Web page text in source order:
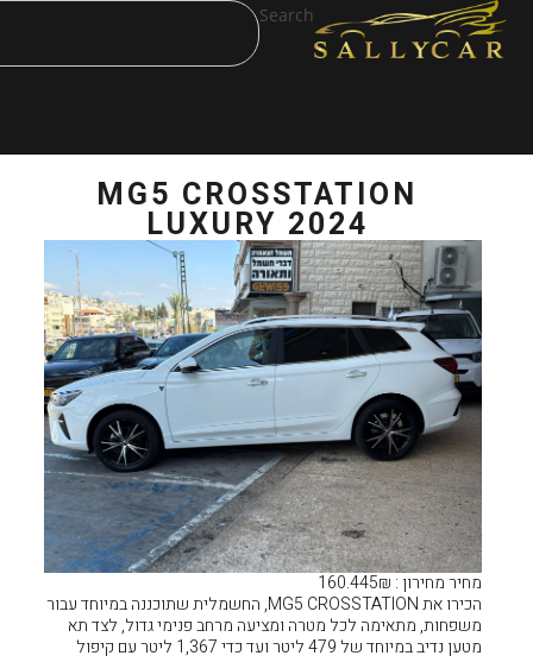
Search
MG5
LUXURY
הכירו את MG5 CROSSTATION, החשמלית שתוכננה במיוחד עבור
ומציעה מרחב פנימי גדול, לצד תא
מטען נדיב במיוחד של 479 ליטר ועד כדי 1,367 ליטר עם קיפול